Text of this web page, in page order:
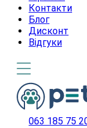
Контакти
Блог
Дисконт
Відгуки
063 185 75